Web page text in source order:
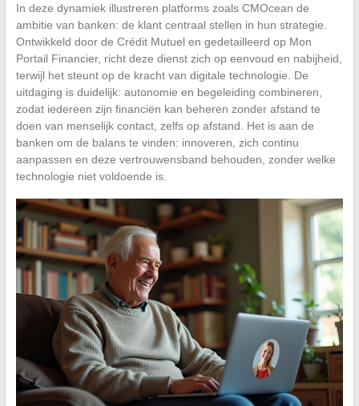
In deze dynamiek illustreren platforms zoals CMOcean de
ambitie van banken: de klant centraal stellen in hun strategie.
Ontwikkeld door de Crédit Mutuel en gedetailleerd op Mon
Portail Financier, richt deze dienst zich op eenvoud en nabijheid,
terwijl het steunt op de kracht van digitale technologie. De
uitdaging is duidelijk: autonomie en begeleiding combineren,
zodat iedereen zijn financiën kan beheren zonder afstand te
doen van menselijk contact, zelfs op afstand. Het is aan de
banken om de balans te vinden: innoveren, zich continu
aanpassen en deze vertrouwensband behouden, zonder welke
technologie niet voldoende is.